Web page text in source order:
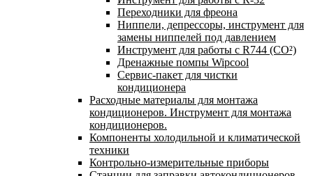
Переходники для фреона
Ниппели, депрессоры, инструмент для
замены ниппелей под давлением
Инструмент для работы с R744 (CO²)
Дренажные помпы Wipcool
Сервис-пакет для чистки
кондиционера
Расходные материалы для монтажа
кондиционеров. Инструмент для монтажа
кондиционеров.
Компоненты холодильной и климатической
техники
Контрольно-измерительные приборы